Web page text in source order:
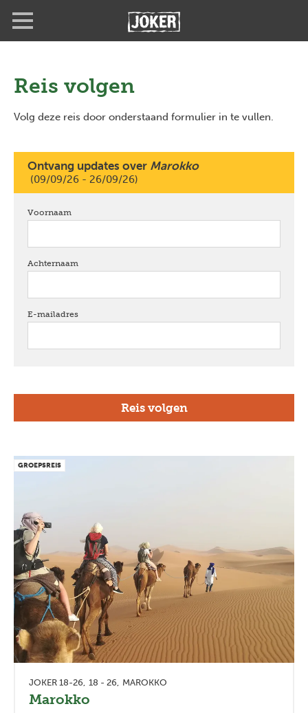
gaanReis volgen
Volg deze reis door onderstaand formulier in te vullen.
Ontvang updates over Marokko
(09/09/26 - 26/09/26)
Voornaam
Achternaam
E-mailadres
GROEPSREIS
JOKER 18-26 18 - 26 MAROKKO
Marokko